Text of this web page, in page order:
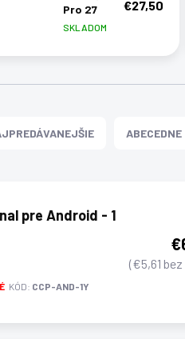
Pro 27
SKLADOM
€27,50
ABECEDNE
pre Android - 1
KÓD: CCP-AND-1Y
(€5,61 bez